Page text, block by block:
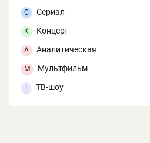
С Сериал
К Концерт
А Аналитическая
М Мультфильм
Т ТВ-шоу